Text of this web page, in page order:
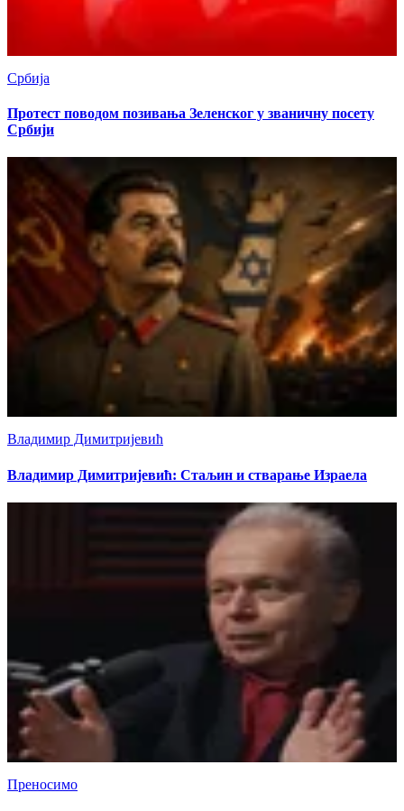
Србија
Протест поводом позивања Зеленског у званичну посету
Србији
Владимир Димитријевић
Владимир Димитријевић: Стаљин и стварање Израела
Преносимо